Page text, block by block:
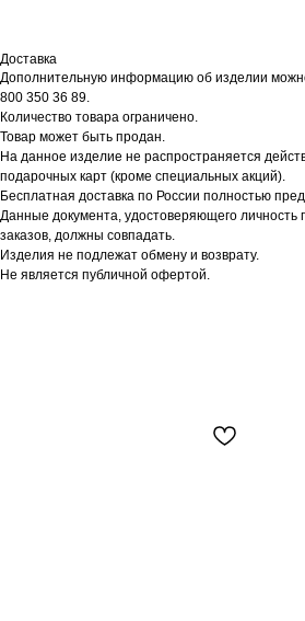
Доставка
Дополнительную информацию об изделии
800 350 36 89.
Количество товара ограничено.
Товар может быть продан.
На данное изделие не распространяется
подарочных карт (кроме специальных акций).
Бесплатная доставка по России полностью
Данные документа, удостоверяющего личность
заказов, должны совпадать.
Изделия не подлежат обмену и возврату.
Не является публичной офертой.